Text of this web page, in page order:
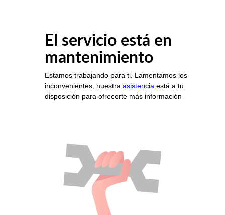
El servicio está en
mantenimiento
Estamos trabajando para ti. Lamentamos los
inconvenientes, nuestra asistencia está a tu
disposición para ofrecerte más información